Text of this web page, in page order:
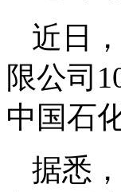
近日
限公司
中国石
据悉